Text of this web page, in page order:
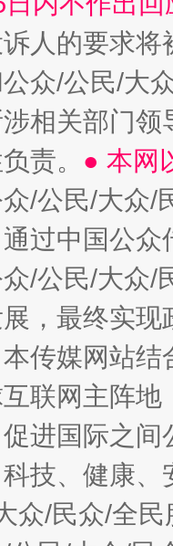
人的要求将
众/公民/大
相关部门
责。 ● 本网
众/公民/大众
过中国公
/公民/大众
，最终实
传媒网站
联网主阵
进国际之
技、健康
众/民众/全